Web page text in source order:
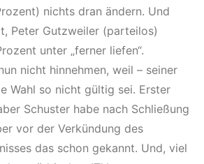
nichts dran ändern. Und
Peter Gutzweiler (parteilos)
unter „ferner liefen“.
nicht hinnehmen, weil – seiner
Wahl so nicht gültig sei. Erster
Schuster habe nach Schließung
vor der Verkündung des
das schon gekannt. Und, viel